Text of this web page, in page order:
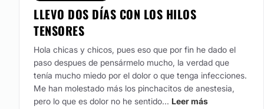
LLEVO DOS DÍAS CON LOS HILOS
TENSORES
Hola chicas y chicos, pues eso que por fin he dado el
paso despues de pensármelo mucho, la verdad que
tenía mucho miedo por el dolor o que tenga infecciones.
Me han molestado más los pinchacitos de anestesia,
pero lo que es dolor no he sentido... Leer más